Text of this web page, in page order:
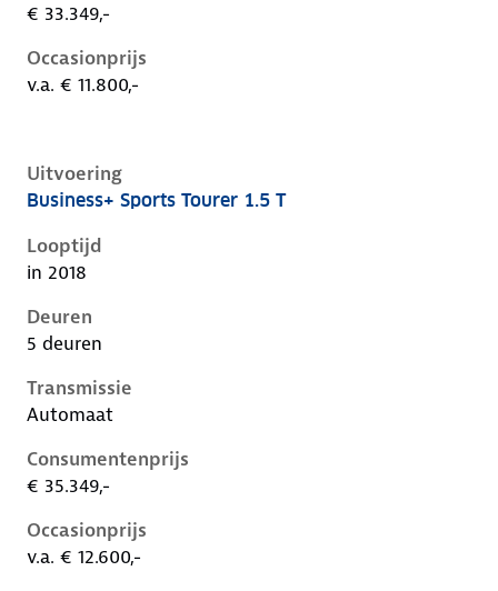
€ 33.349,-
Occasionprijs
v.a. € 11.800,-
Uitvoering
Opel Insignia b, sports tourer 1.5 t, 121 kW, Benzine,
Business+ Sports Tourer 1.5 T
Looptijd
in 2018
Deuren
5 deuren
Transmissie
Automaat
Consumentenprijs
€ 35.349,-
Occasionprijs
v.a. € 12.600,-